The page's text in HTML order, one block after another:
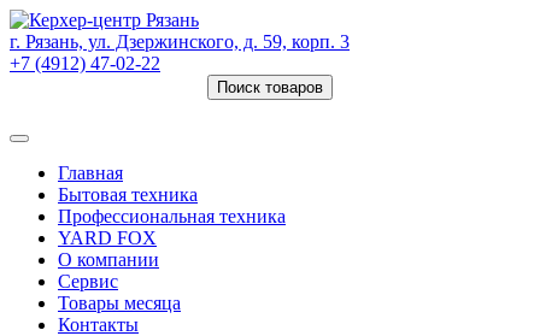
г. Рязань, ул. Дзержинского, д. 59, корп. 3
+7 (4912) 47-02-22
Поиск товаров
Главная
Бытовая техника
Профессиональная техника
YARD FOX
О компании
Сервис
Товары месяца
Контакты